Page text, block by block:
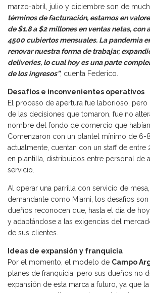
marzo-abril, julio y diciembre son de
términos de facturación, estamos en
de $1.8 a $2 millones en ventas netas, con
4500 cubiertos mensuales. La pandemia
renovar nuestra forma de trabajar,
deliveries, lo cual hoy es una parte
de los ingresos”, cuenta Federico.
Desafíos e inconvenientes operativos
El proceso de apertura fue laborioso, pero
de las decisiones que tomaron, fue no
nombre del fondo de comercio que
Comenzaron con un plantel mínimo de 6-
actualmente, cuentan con un staff de entre
en plantilla, distribuidos entre personal de
servicio.
Al operar una parrilla con servicio de
demandante como Miami, los desafíos son
dueños reconocen que, hasta el día de
y adaptándose a las exigencias del
de sus clientes.
Ideas de expansión y franquicia
Por el momento, el modelo de Campo
planes de franquicia, pero sus dueños no
expansión de esta marca a futuro, ya que